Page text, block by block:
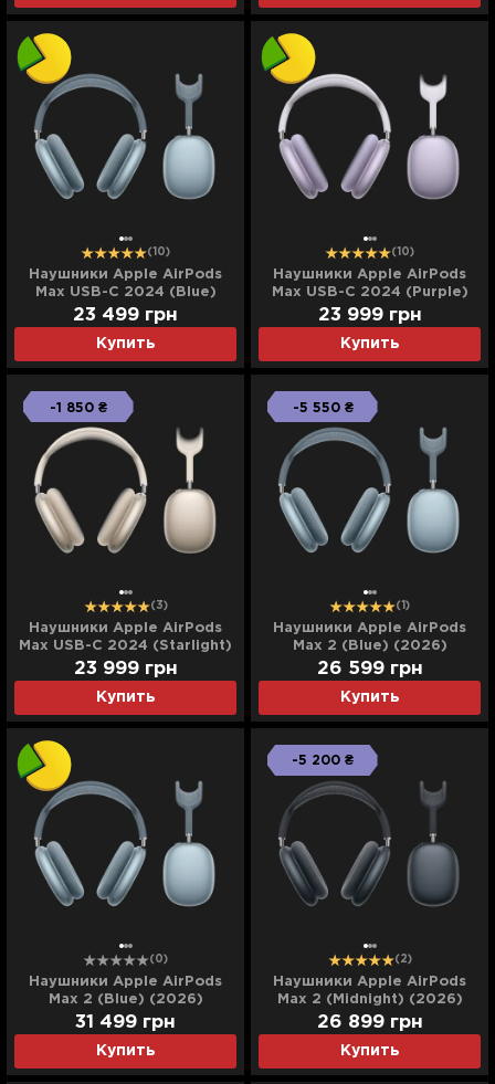
(10)
Наушники Apple AirPods
Max USB-C 2024 (Blue)
(Ultra)
Купить
23 499 грн
(10)
Наушники Apple AirPods
Max USB-C 2024 (Purple)
(Ultra)
Купить
23 999 грн
-1 850 ₴
(3)
Наушники Apple AirPods
Max USB-C 2024 (Starlight)
(Ultra)
Купить
23 999 грн
-5 550 ₴
(1)
Наушники Apple AirPods
Max 2 (Blue) (2026)
(MHWM4)
Купить
26 599 грн
(0)
Наушники Apple AirPods
Max 2 (Blue) (2026)
(MHWM4) (Ultra)
Купить
31 499 грн
-5 200 ₴
(2)
Наушники Apple AirPods
Max 2 (Midnight) (2026)
(MHWK4)
Купить
26 899 грн